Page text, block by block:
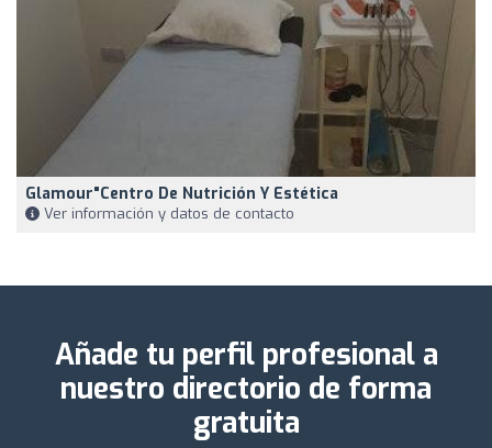
Glamour"centro De Nutrición Y Estética
Ver información y datos de contacto
Añade tu perfil profesional a
nuestro directorio de forma
gratuita